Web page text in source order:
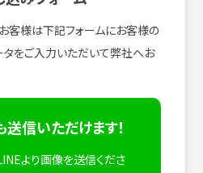
客様は下記フォームにお客様の
をご入力いただいて弊社へお
信いただけます！
より画像を送信くださ